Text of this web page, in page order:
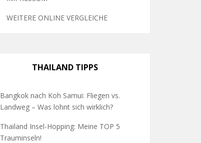
WEITERE ONLINE VERGLEICHE
THAILAND TIPPS
Bangkok nach Koh Samui: Fliegen vs.
Landweg – Was lohnt sich wirklich?
Thailand Insel-Hopping: Meine TOP 5
Trauminseln!